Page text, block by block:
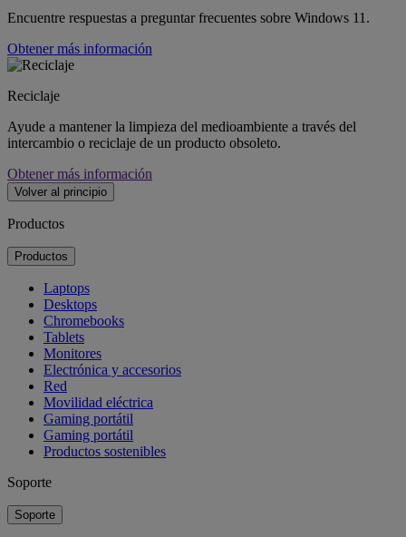
Encuentre respuestas a preguntar frecuentes sobre Windows 11.
Obtener más información
Reciclaje
Ayude a mantener la limpieza del medioambiente a través del
intercambio o reciclaje de un producto obsoleto.
Obtener más información
Volver al principio
Productos
Productos
Laptops
Desktops
Chromebooks
Tablets
Monitores
Electrónica y accesorios
Red
Movilidad eléctrica
Gaming portátil
Gaming portátil
Productos sostenibles
Soporte
Soporte